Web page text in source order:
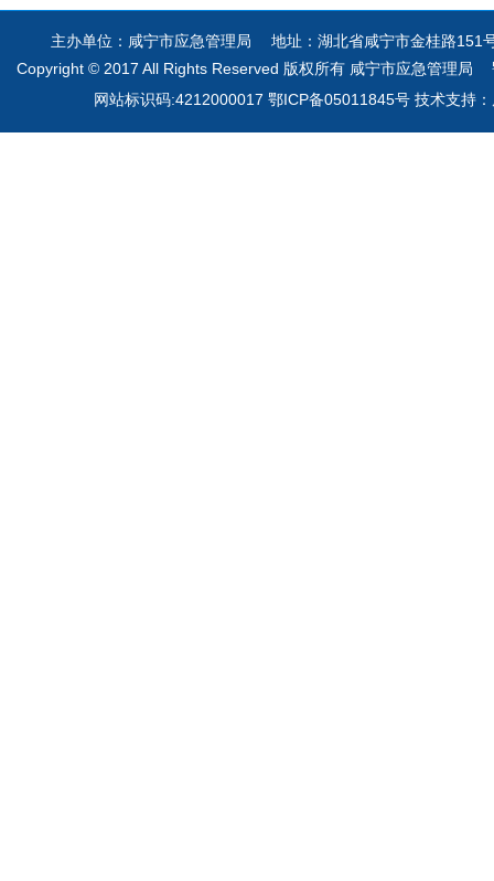
主办单位：咸宁市应急管理局 地址：湖北省咸宁市金桂路
Copyright © 2017 All Rights Reserved 版权所有 咸宁市应急管理局
网站标识码:4212000017 鄂ICP备05011845号 技术支持